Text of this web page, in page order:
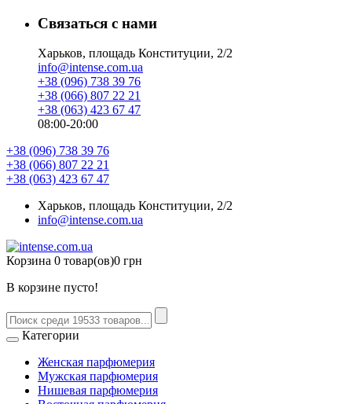
Связаться с нами
Харьков, площадь Конституции, 2/2
info@intense.com.ua
+38 (096) 738 39 76
+38 (066) 807 22 21
+38 (063) 423 67 47
08:00-20:00
+38 (096) 738 39 76
+38 (066) 807 22 21
+38 (063) 423 67 47
Харьков, площадь Конституции, 2/2
info@intense.com.ua
Корзина 0 товар(ов)0 грн
В корзине пусто!
Категории
Женская парфюмерия
Мужская парфюмерия
Нишевая парфюмерия